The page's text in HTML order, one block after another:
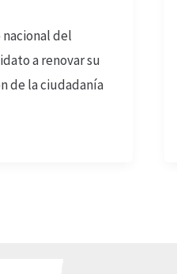
del
a renovar su
de la ciudadanía